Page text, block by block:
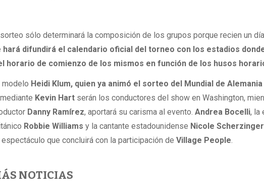
sólo determinará la composición de los grupos porque recien un
hará difundirá el calendario oficial del torneo con los estadios
horario de comienzo de los mismos en función de los husos
modelo Heidi Klum, quien ya animó el sorteo del Mundial de Alemania
Kevin Hart serán los conductores del show en Washington,
Danny Ramírez, aportará su carisma al evento.Andrea Bocelli, la
Robbie Williams y la cantante estadounidense Nicole Scherzinger
espectáculo que concluirá con la participación deVillage People.
NOTICIAS